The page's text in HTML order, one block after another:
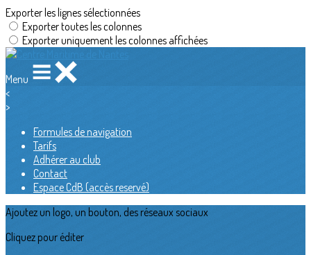
Exporter les lignes sélectionnées
Exporter toutes les colonnes
Exporter uniquement les colonnes affichées
Menu
<
>
Formules de navigation
Tarifs
Adhérer au club
Contact
Espace CdB (accès reservé)
Ajoutez un logo, un bouton, des réseaux sociaux
Cliquez pour éditer